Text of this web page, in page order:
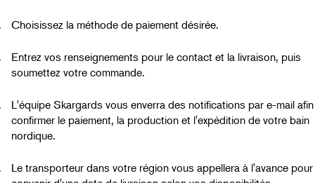
Choisissez la méthode de paiement désirée.
Entrez vos renseignements pour le contact et la livraison, puis
soumettez votre commande.
L'équipe Skargards vous enverra des notifications par e-mail
confirmer le paiement, la production et l'expédition de votre bain
nordique.
Le transporteur dans votre région vous appellera à l'avance pour